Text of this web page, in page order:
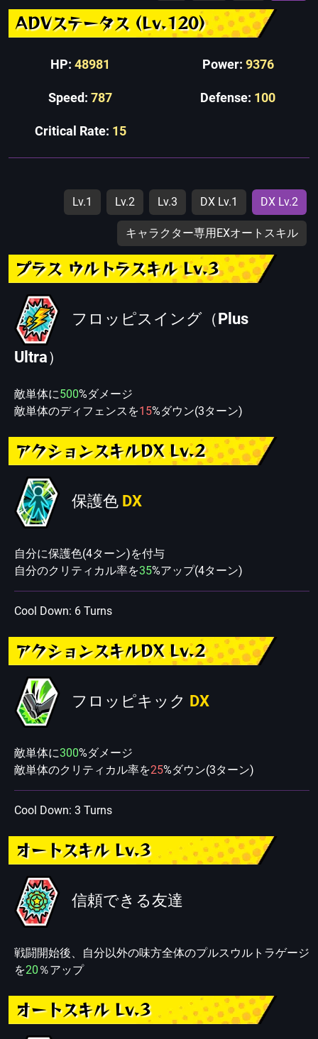
ADVステータス (Lv.120)
HP: 48981 Power: 9376
Speed: 787 Defense: 100
Critical Rate: 15
Lv.1 Lv.2 Lv.3 DX Lv.1 DX Lv.2
キャラクター専用EXオートスキル
プラス ウルトラスキル Lv.3
フロッピスイング（Plus
Ultra）
敵単体に500%ダメージ
敵単体のディフェンスを15%ダウン(3ターン)
アクションスキルDX Lv.2
保護色 DX
自分に保護色(4ターン)を付与
自分のクリティカル率を35%アップ(4ターン)
Cool Down: 6 Turns
アクションスキルDX Lv.2
フロッピキック DX
敵単体に300%ダメージ
敵単体のクリティカル率を25%ダウン(3ターン)
Cool Down: 3 Turns
オートスキル Lv.3
信頼できる友達
戦闘開始後、自分以外の味方全体のプルスウルトラゲージ
を20 ％アップ
オートスキル Lv.3